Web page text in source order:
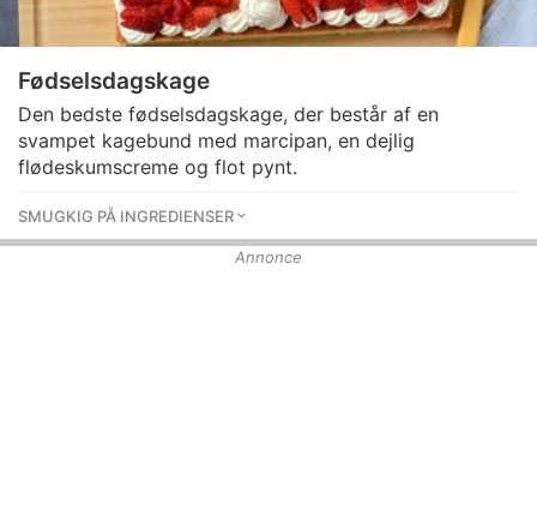
Fødselsdagskage
Den bedste fødselsdagskage, der består af en
svampet kagebund med marcipan, en dejlig
flødeskumscreme og flot pynt.
SMUGKIG PÅ INGREDIENSER
Annonce